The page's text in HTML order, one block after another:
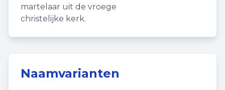
martelaar uit de vroege
christelijke kerk.
Naamvarianten